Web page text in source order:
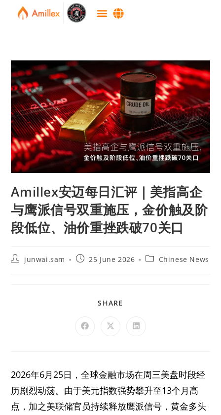
Amillex安迈每日汇评｜美指高企
与鹰派信号双重施压，金价触及阶
段低位、油价重挫跌破70关口
junwai.sam 25 June 2026 Chinese News
SHARE
2026年6月25日，全球金融市场在周三美盘时段经
历剧烈动荡。由于美元指数强势攀升至13个月高
点，加之美联储官员持续释放鹰派信号，黄金多头